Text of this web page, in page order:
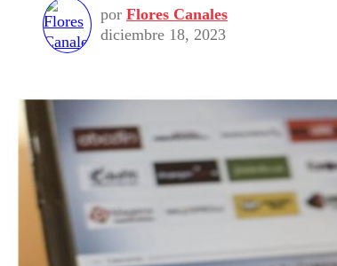
por Flores Canales
diciembre 18, 2023